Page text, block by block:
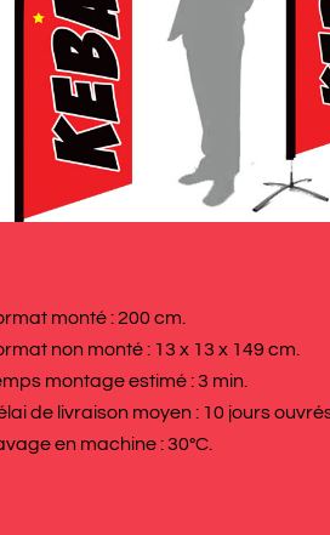
monté : 200 cm.
non monté : 13 x 13 x 149 cm.
montage estimé : 3 min.
de livraison moyen : 10 jours
en machine : 30°C.